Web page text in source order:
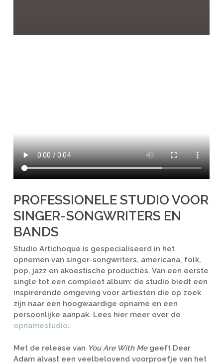
PROFESSIONELE STUDIO VOOR
SINGER-SONGWRITERS EN
BANDS
Studio Artichoque is gespecialiseerd in het
opnemen van singer-songwriters, americana, folk,
pop, jazz en akoestische producties. Van een eerste
single tot een compleet album: de studio biedt een
inspirerende omgeving voor artiesten die op zoek
zijn naar een hoogwaardige opname en een
persoonlijke aanpak. Lees hier meer over de
opnamestudio.
Met de release van You Are With Megeeft Dear
Adam alvast een veelbelovend voorproefje van het